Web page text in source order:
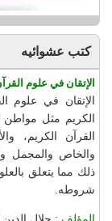
كتب عشوائيه
الإتقان في علوم
الإتقان في علوم
الكريم مثل مواطن
القرآن الكريم،
والخاص والمجمل
ذلك مما يتعلق
شروطه.